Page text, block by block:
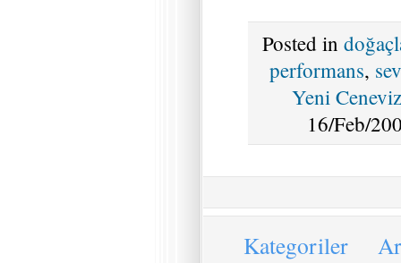
Posted in
performans,
Yeni
16/Feb/
Kategoriler